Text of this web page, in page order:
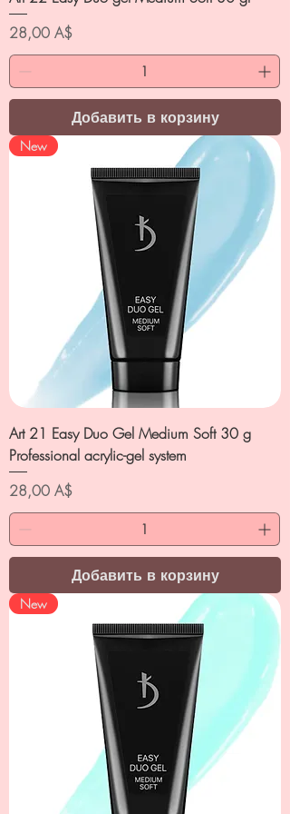
Цена
28,00 A$
Добавить в корзину
New
Art 21 Easy Duo Gel Medium Soft 30 g
Professional acrylic-gel system
Цена
28,00 A$
Добавить в корзину
New